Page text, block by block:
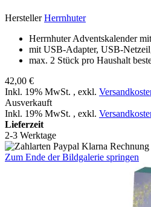
HerstellerHerrnhuter
Herrnhuter Adventskalender
mit USB-Adapter, USB-
max. 2 Stück pro Haushalt
42,00 €
Inkl. 19% MwSt. , exkl.
Ausverkauft
Inkl. 19% MwSt. , exkl.
Lieferzeit
2-3 Werktage
Zum Ende der Bildgalerie springen